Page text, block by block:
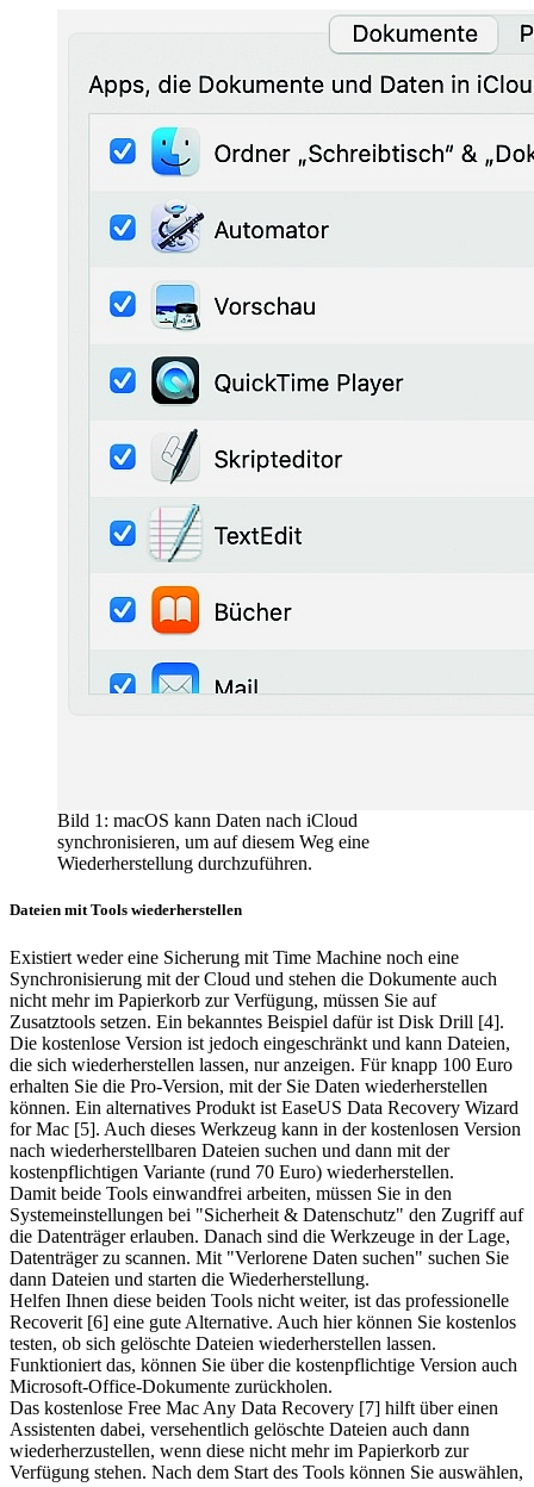
Bild 1: macOS kann Daten nach iCloud
synchronisieren, um auf diesem Weg eine
Wiederherstellung durchzuführen.
Dateien mit Tools wiederherstellen
Existiert weder eine Sicherung mit Time Machine noch eine
Synchronisierung mit der Cloud und stehen die Dokumente auch
nicht mehr im Papierkorb zur Verfügung, müssen Sie auf
Zusatztools setzen. Ein bekanntes Beispiel dafür ist Disk Drill [4].
Die kostenlose Version ist jedoch eingeschränkt und kann Dateien,
die sich wiederherstellen lassen, nur anzeigen. Für knapp 100 Euro
erhalten Sie die Pro-Version, mit der Sie Daten wiederherstellen
können. Ein alternatives Produkt ist EaseUS Data Recovery Wizard
for Mac [5]. Auch dieses Werkzeug kann in der kostenlosen Version
nach wiederherstellbaren Dateien suchen und dann mit der
kostenpflichtigen Variante (rund 70 Euro) wiederherstellen.
Damit beide Tools einwandfrei arbeiten, müssen Sie in den
Systemeinstellungen bei "Sicherheit & Datenschutz" den Zugriff auf
die Datenträger erlauben. Danach sind die Werkzeuge in der Lage,
Datenträger zu scannen. Mit "Verlorene Daten suchen" suchen Sie
dann Dateien und starten die Wiederherstellung.
Helfen Ihnen diese beiden Tools nicht weiter, ist das professionelle
Recoverit [6] eine gute Alternative. Auch hier können Sie kostenlos
testen, ob sich gelöschte Dateien wiederherstellen lassen.
Funktioniert das, können Sie über die kostenpflichtige Version auch
Microsoft-Office-Dokumente zurückholen.
Das kostenlose Free Mac Any Data Recovery [7] hilft über einen
Assistenten dabei, versehentlich gelöschte Dateien auch dann
wiederherzustellen, wenn diese nicht mehr im Papierkorb zur
Verfügung stehen. Nach dem Start des Tools können Sie auswählen,